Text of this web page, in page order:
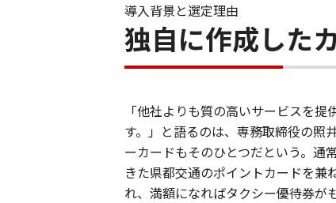
導入背景と選定理由
独自に作成した
「他社よりも質の高いサービスを
す。」と語るのは、専務取締役の照
ーカードもそのひとつだという。通
きた県都交通のポイントカードを兼
れ、満額になればタクシー優待券が